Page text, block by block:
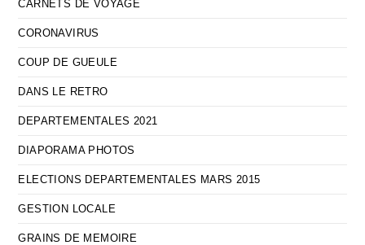
CARNETS DE VOYAGE
CORONAVIRUS
COUP DE GUEULE
DANS LE RETRO
DEPARTEMENTALES 2021
DIAPORAMA PHOTOS
ELECTIONS DEPARTEMENTALES MARS 2015
GESTION LOCALE
GRAINS DE MEMOIRE